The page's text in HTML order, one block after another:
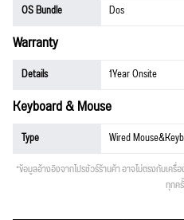
OS Bundle Dos
Warranty
Details 1Year Onsite
Keyboard & Mouse
Type Wired
*ข้อมูลอ้างอิงจากโปรชัวร์ร้านค้า อาจไม่ตรงกับเค
ทุกค